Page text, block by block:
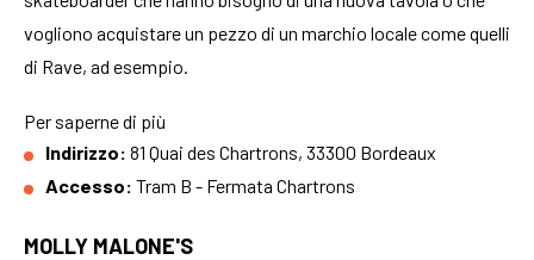
vogliono acquistare un pezzo di un marchio locale come quelli
di Rave, ad esempio.
Per saperne di più
Indirizzo: 81 Quai des Chartrons, 33300 Bordeaux
Accesso: Tram B - Fermata Chartrons
MOLLY MALONE'S